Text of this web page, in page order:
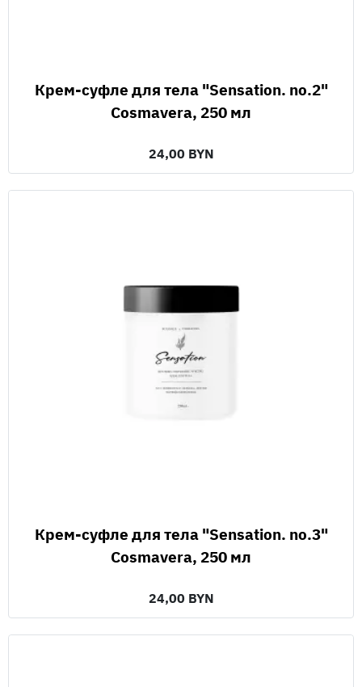
Крем-суфле для тела "Sensation. no.2"
Cosmavera, 250 мл
24,00 BYN
Крем-суфле для тела "Sensation. no.3"
Cosmavera, 250 мл
24,00 BYN